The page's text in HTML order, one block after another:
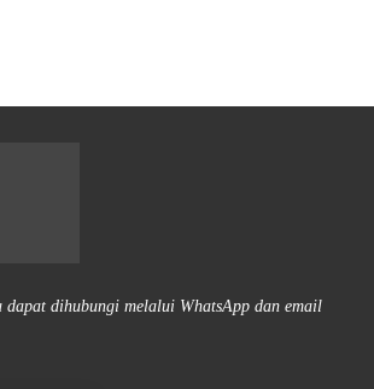
dapat dihubungi melalui WhatsApp dan email